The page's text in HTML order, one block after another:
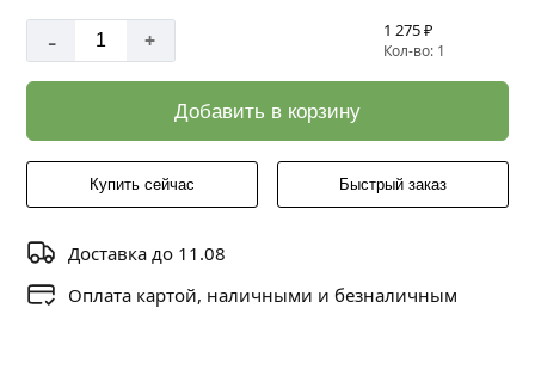
- + 1 275 ₽
Кол-во: 1
Добавить в корзину
Купить сейчас Быстрый заказ
Доставка до 11.08
Оплата картой, наличными и безналичным